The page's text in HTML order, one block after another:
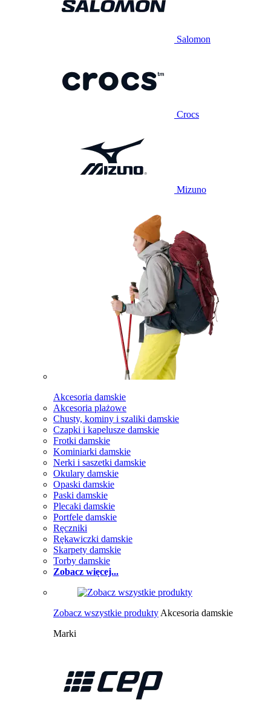
Salomon
Crocs
Mizuno
Akcesoria damskie
Akcesoria plażowe
Chusty, kominy i szaliki damskie
Czapki i kapelusze damskie
Frotki damskie
Kominiarki damskie
Nerki i saszetki damskie
Okulary damskie
Opaski damskie
Paski damskie
Plecaki damskie
Portfele damskie
Ręczniki
Rękawiczki damskie
Skarpety damskie
Torby damskie
Zobacz więcej...
Zobacz wszystkie produkty Akcesoria damskie
Marki